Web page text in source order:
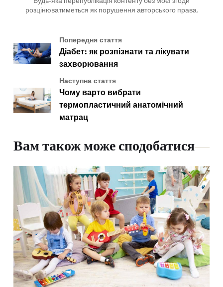
розцінюватиметься як порушення авторського права.
Попередня стаття
Діабет: як розпізнати та лікувати
захворювання
Наступна стаття
Чому варто вибрати
термопластичний анатомічний
матрац
Вам також може сподобатися